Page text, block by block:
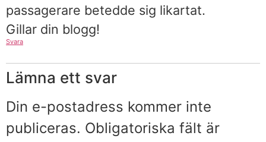
passagerare betedde sig likartat.
Gillar din blogg!
Svara
Lämna ett svar
Din e-postadress kommer inte
publiceras. Obligatoriska fält är